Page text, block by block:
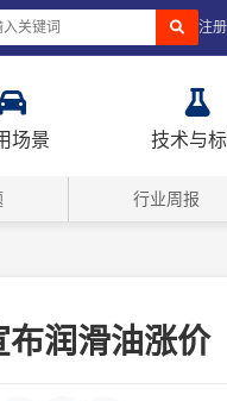
注册
场景 技术与
行业周报
布润滑油涨价